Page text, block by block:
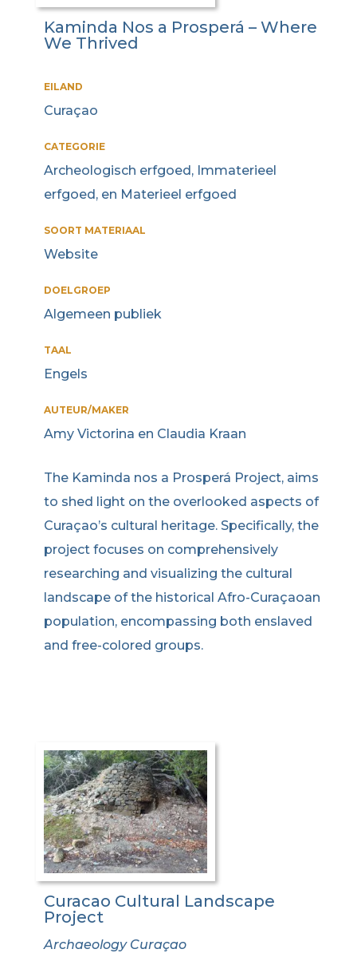
Kaminda Nos a Prosperá – Where
We Thrived
EILAND
Curaçao
CATEGORIE
Archeologisch erfgoed, Immaterieel
erfgoed, en Materieel erfgoed
SOORT MATERIAAL
Website
DOELGROEP
Algemeen publiek
TAAL
Engels
AUTEUR/MAKER
Amy Victorina en Claudia Kraan
The Kaminda nos a Prosperá Project, aims
to shed light on the overlooked aspects of
Curaçao’s cultural heritage. Specifically, the
project focuses on comprehensively
researching and visualizing the cultural
landscape of the historical Afro-Curaçaoan
population, encompassing both enslaved
and free-colored groups.
Curacao Cultural Landscape
Project
Archaeology Curaçao